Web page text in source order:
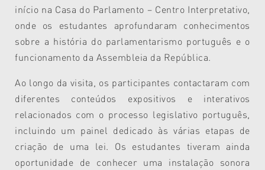
início na Casa do Parlamento – Centro Interpretativo,
onde os estudantes aprofundaram conhecimentos
sobre a história do parlamentarismo português e o
funcionamento da Assembleia da República.
Ao longo da visita, os participantes contactaram com
diferentes conteúdos expositivos e interativos
relacionados com o processo legislativo português,
incluindo um painel dedicado às várias etapas de
criação de uma lei. Os estudantes tiveram ainda
oportunidade de conhecer uma instalação sonora